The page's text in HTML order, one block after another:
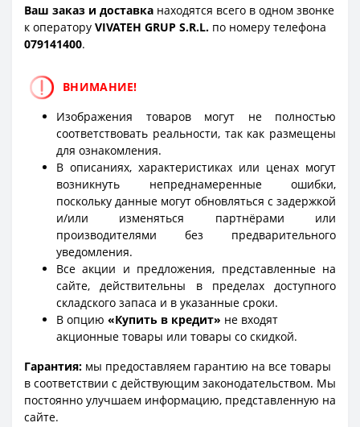
Ваш заказ и доставка находятся всего в одном звонке
к оператору VIVATEH GRUP S.R.L. по номеру телефона
079141400.
ВНИМАНИЕ!
Изображения товаров могут не полностью
соответствовать реальности, так как размещены
для ознакомления.
В описаниях, характеристиках или ценах могут
возникнуть непреднамеренные ошибки,
поскольку данные могут обновляться с задержкой
и/или изменяться партнёрами или
производителями без предварительного
уведомления.
Все акции и предложения, представленные на
сайте, действительны в пределах доступного
складского запаса и в указанные сроки.
В опцию «Купить в кредит» не входят
акционные товары или товары со скидкой.
Гарантия: мы предоставляем гарантию на все товары
в соответствии с действующим законодательством. Мы
постоянно улучшаем информацию, представленную на
сайте.